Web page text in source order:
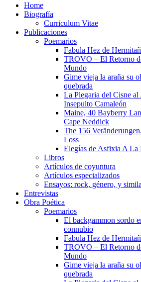
Home
Biografía
Curriculum Vitae​
Publicaciones
Poemarios
Fabula Hez de
TROVO – El Retorno
Mundo
Gime vieja la araña su
quebrada
La Plegaria del Cisne
Insepulto Camaleón
Maine, 40 Bayberry
Cape Neddick
The 156
Loss
Elegías de Asfixia A La
Libros
Artículos de coyuntura
Artículos especializados
Ensayos: rock, género, y
Entrevistas
Obra Poética
Poemarios
El backgammon sordo
connubio
Fabula Hez de
TROVO – El Retorno
Mundo
Gime vieja la araña su
quebrada